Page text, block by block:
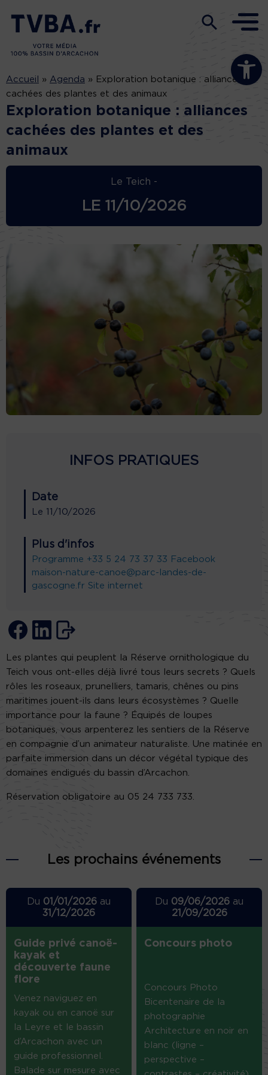
Ouvrir la
Accueil » Agenda » Exploration botanique : alliances
cachées des plantes et des animaux
Exploration botanique : alliances
cachées des plantes et des
animaux
Le Teich -
LE 11/10/2026
INFOS PRATIQUES
Date
Le 11/10/2026
Plus d'infos
Programme +33 5 24 73 37 33 Facebook
maison-nature-canoe@parc-landes-de-
gascogne.fr Site internet
Les plantes qui peuplent la Réserve ornithologique du
Teich vous ont-elles déjà livré tous leurs secrets ? Quels
rôles les roseaux, prunelliers, tamaris, chênes ou pins
maritimes jouent-ils dans leurs écosystèmes ? Quelle
importance pour la faune ? Équipés de loupes
botaniques, vous arpenterez les sentiers de la Réserve
en compagnie d’un animateur naturaliste. Une matinée en
parfaite immersion dans un décor végétal typique des
domaines endigués du bassin d’Arcachon.
Réservation obligatoire au 05 24 733 733.
Les prochains événements
Du 01/01/2026au
31/12/2026
Guide privé canoë-
kayak et
découverte faune
flore
Venez naviguez en
kayak ou en canoë sur
la Leyre et le bassin
d’Arcachon avec un
guide professionnel.
Balade sur mesure avec
Du 09/06/2026 au
21/09/2026
Concours photo
Concours Photo
Bicentenaire de la
photographie
Architecture en noir en
blanc (ligne –
perspective –